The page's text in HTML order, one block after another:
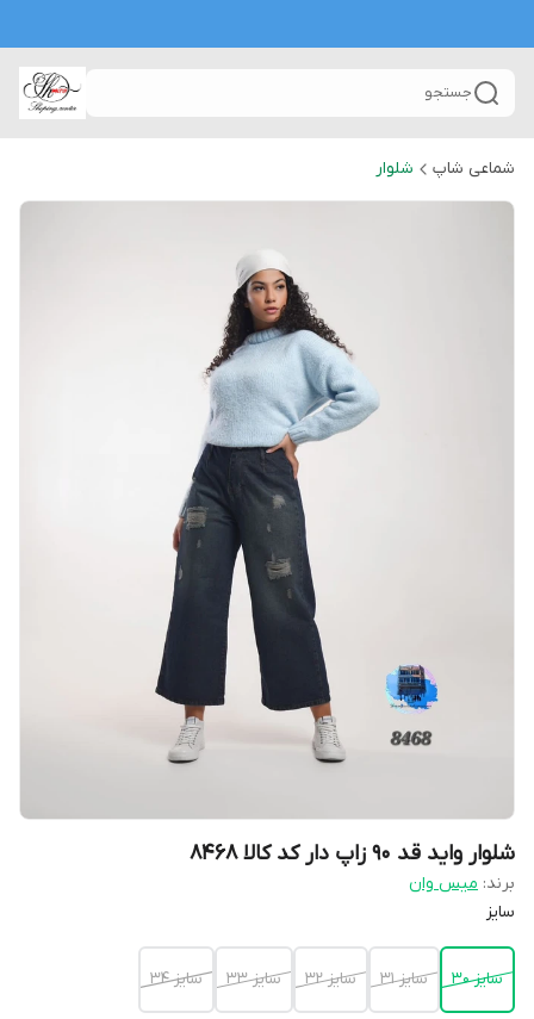
جستجو
شماعی شاپ شلوار
شلوار واید قد ۹۰ زاپ دار کد کالا ۸۴۶۸
برند: میس وان
سایز
سایز ۳۰ سایز ۳۱ سایز ۳۲ سایز ۳۳ سایز ۳۴